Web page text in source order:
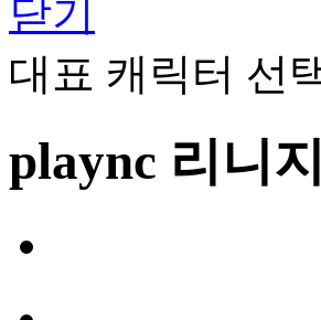
닫기
대표 캐릭터 선
plaync 리니지